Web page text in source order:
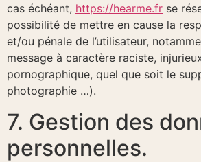
cas échéant, https://hearme.fr se
possibilité de mettre en cause la
et/ou pénale de l’utilisateur,
message à caractère raciste,
pornographique, quel que soit le
photographie …).
7. Gestion des
personnelles.